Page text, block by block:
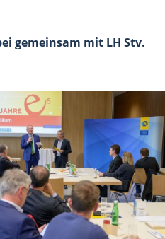
gemeinsam mit LH Stv.